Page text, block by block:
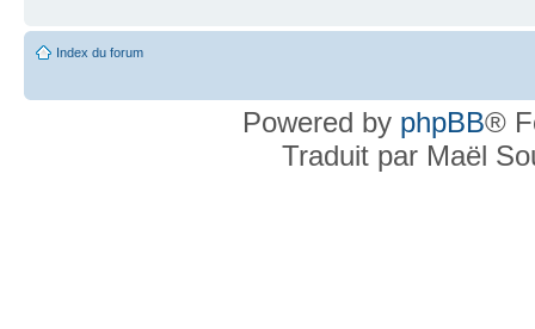
Index du forum
Powered by phpBB®
Traduit par Maël